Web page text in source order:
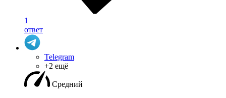
1
ответ
Telegram
+2 ещё
Средний